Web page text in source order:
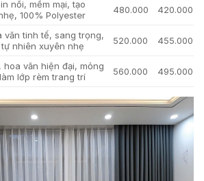
nổi, mềm mại, tạo
100% Polyester
480.000 420.000
văn tinh tế, sang trọng,
nhiên xuyên nhẹ
520.000 455.000
hoa văn hiện đại, mỏng
lớp rèm trang trí
560.000 495.000